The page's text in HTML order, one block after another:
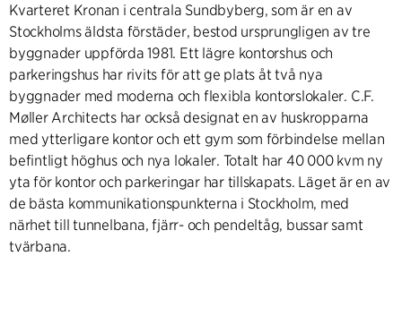
Kvarteret Kronan i centrala Sundbyberg, som är en av
Stockholms äldsta förstäder, bestod ursprungligen av tre
byggnader uppförda 1981. Ett lägre kontorshus och
parkeringshus har rivits för att ge plats åt två nya
byggnader med moderna och flexibla kontorslokaler. C.F.
Møller Architects har också designat en av huskropparna
med ytterligare kontor och ett gym som förbindelse mellan
befintligt höghus och nya lokaler. Totalt har 40 000 kvm ny
yta för kontor och parkeringar har tillskapats. Läget är en av
de bästa kommunikationspunkterna i Stockholm, med
närhet till tunnelbana, fjärr- och pendeltåg, bussar samt
tvärbana.